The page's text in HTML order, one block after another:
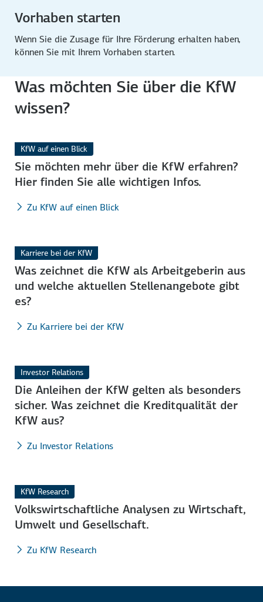
Vorhaben starten
Wenn Sie die Zusage für Ihre Förderung erhalten haben,
können Sie mit Ihrem Vorhaben starten.
Was möchten Sie über die KfW
wissen?
KfW auf einen Blick
Sie möchten mehr über die KfW erfahren?
Hier finden Sie alle wich­tigen Infos.
Zu KfW auf einen Blick
Karriere bei der KfW
Was zeichnet die KfW als Arbeit­gebe­rin aus
und welche aktuellen Stellen­angebote gibt
es?
Zu Karriere bei der KfW
Investor Relations
Die Anleihen der KfW gelten als besonders
sicher. Was zeichnet die Kredit­qualität der
KfW aus?
Zu Investor Relations
KfW Research
Volkswirtschaftliche Analysen zu Wirtschaft,
Umwelt und Gesell­schaft.
Zu KfW Research